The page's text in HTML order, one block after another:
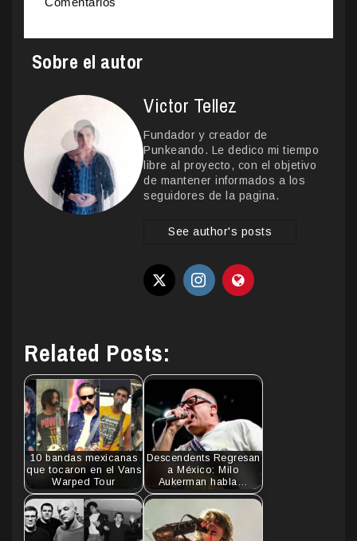
Sobre el autor
Victor Tellez
Fundador y creador de
Punkeando. Le dedico mi tiempo
libre al proyecto, con el objetivo
de mantener informados a los
seguidores de la pagina.
See author's posts
Related Posts:
10 bandas mexicanas
que tocaron en el Vans
Warped Tour
Descendents Regresan
a México: Milo
Aukerman habla…